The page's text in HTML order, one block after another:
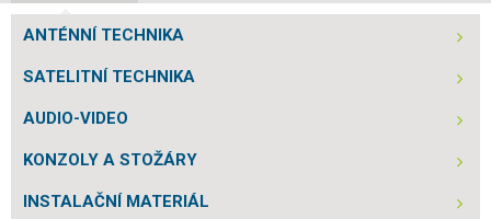
ANTÉNNÍ TECHNIKA
SATELITNÍ TECHNIKA
AUDIO-VIDEO
KONZOLY A STOŽÁRY
INSTALAČNÍ MATERIÁL